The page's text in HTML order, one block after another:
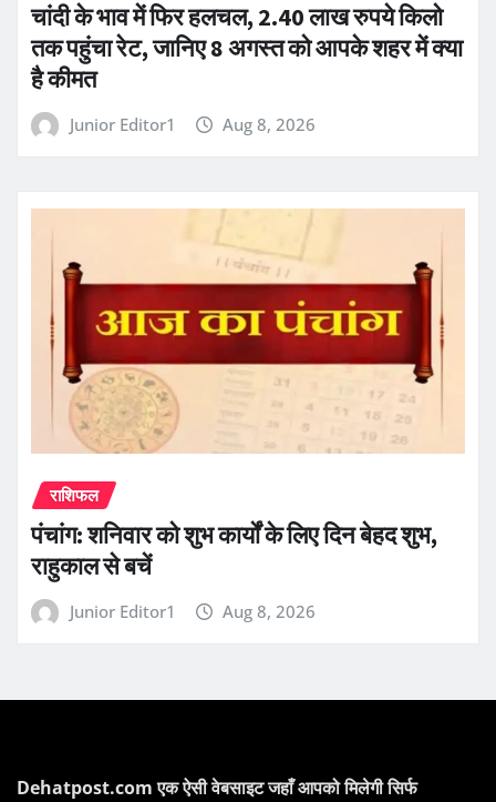
चांदी के भाव में फिर हलचल, 2.40 लाख रुपये किलो
तक पहुंचा रेट, जानिए 8 अगस्त को आपके शहर में क्या
है कीमत
Junior Editor1 Aug 8, 2026
राशिफल
पंचांग: शनिवार को शुभ कार्यों के लिए दिन बेहद शुभ,
राहुकाल से बचें
Junior Editor1 Aug 8, 2026
Dehatpost.com एक ऐसी वेबसाइट जहाँ आपको मिलेगी सिर्फ